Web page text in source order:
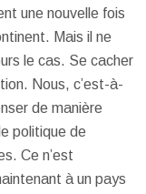
une nouvelle fois
Mais il ne
le cas. Se cacher
Nous, c’est-à-
de manière
politique de
Ce n’est
à un pays